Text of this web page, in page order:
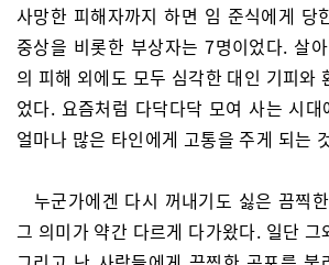
사망한 피해자까지 하면 임 준식에게 당
중상을 비롯한 부상자는 7명이었다. 살
의 피해 외에도 모두 심각한 대인 기피와
었다. 요즘처럼 다닥다닥 모여 사는 시
얼마나 많은 타인에게 고통을 주게 되는
누군가에겐 다시 꺼내기도 싫은 끔찍
그 의미가 약간 다르게 다가왔다. 일단